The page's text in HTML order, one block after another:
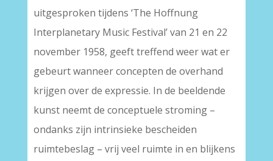
uitgesproken tijdens ‘The Hoffnung
Interplanetary Music Festival’ van 21 en 22
november 1958, geeft treffend weer wat er
gebeurt wanneer concepten de overhand
krijgen over de expressie. In de beeldende
kunst neemt de conceptuele stroming –
ondanks zijn intrinsieke bescheiden
ruimtebeslag – vrij veel ruimte in en blijkens